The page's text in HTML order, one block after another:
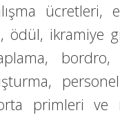
ücretleri,
ödül, ikramiye
primleri ve